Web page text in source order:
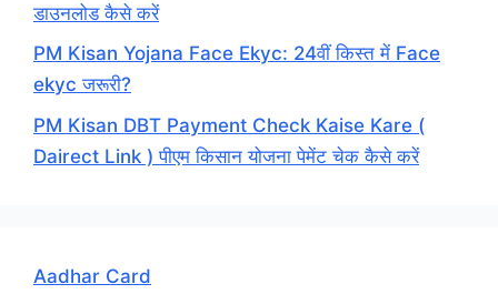
डाउनलोड कैसे करें
PM Kisan Yojana Face Ekyc: 24वीं किस्त में Face
ekyc जरूरी?
PM Kisan DBT Payment Check Kaise Kare (
Dairect Link ) पीएम किसान योजना पेमेंट चेक कैसे करें
Aadhar Card